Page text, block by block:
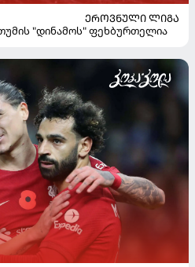
ᲔᲠᲝᲕᲜᲣᲚᲘ ᲚᲘᲒᲐ
"დინამოს" ფეხბურთელია